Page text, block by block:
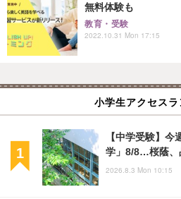
無料体験も
教育・受験
2022.10.31 Mon 17:15
小学生アクセス
【中学受験】今
学」8/8…桜蔭、
2026.8.3 Mon 10:15